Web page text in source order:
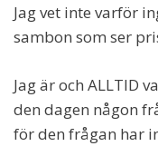
Jag vet inte varför
sambon som ser
Jag är och ALLTID
den dagen någon
för den frågan har